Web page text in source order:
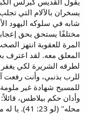
يسخران بالآلام التي
شابه في سلوكه اليهود
مختلفًا يستحق بحق
المرة للعقوبة انتهز
المعلق معه. لقد اعترف
لطرقه الشريرة لكي
للمسيح شهادة غير
وأدان حكم بيلاطس،
محله" (لو